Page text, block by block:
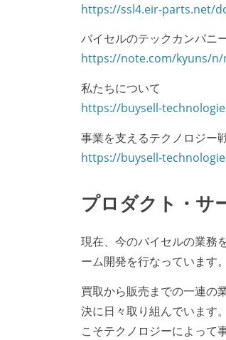
https://ssl4.eir-parts.net/
バイセルのテックカンパニ
https://note.com/kyuns/n/
私たちについて
https://buysell-
事業を支えるテクノロジー
https://buysell-
プロダクト・サ
現在、今のバイセルの業務
ーム開発を行なっています。
買取から販売までの一連の
決に日々取り組んでいます
こそテクノロジーによって